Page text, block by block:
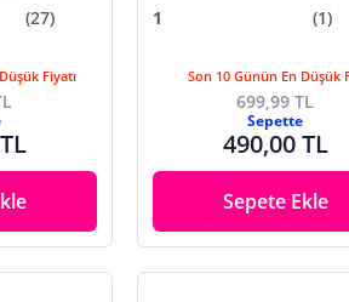
(27)
Fiyatı
1 (1)
Son 10 Günün En Düşük
699,99 TL
Sepette
490,00 TL
Sepete Ekle